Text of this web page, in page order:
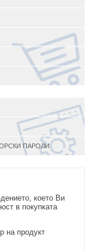
ПАРОЛИ
което Ви
в покупката
на продукт